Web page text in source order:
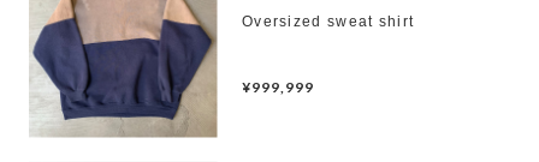
Oversized sweat shirt
¥999,999